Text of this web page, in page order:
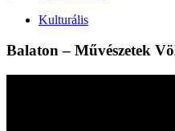
Kulturális
Balaton – Művészetek